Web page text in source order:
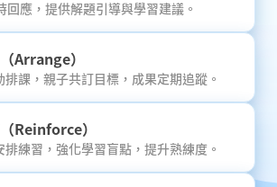
回應，提供解題引導與學習建議。
Arrange）
排課，親子共訂目標，成果定期追蹤。
Reinforce）
排練習，強化學習盲點，提升熟練度。